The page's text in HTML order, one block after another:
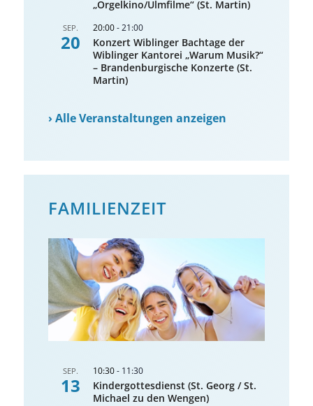
„Orgelkino/Ulmfilme“ (St. Martin)
SEP.
20
20:00-21:00
Konzert Wiblinger Bachtage der
Wiblinger Kantorei „Warum Musik?“
– Brandenburgische Konzerte (St.
Martin)
›Alle Veranstaltungen anzeigen
FAMILIENZEIT
SEP.
13
10:30- 11:30
Kindergottesdienst (St. Georg / St.
Michael zu den Wengen)